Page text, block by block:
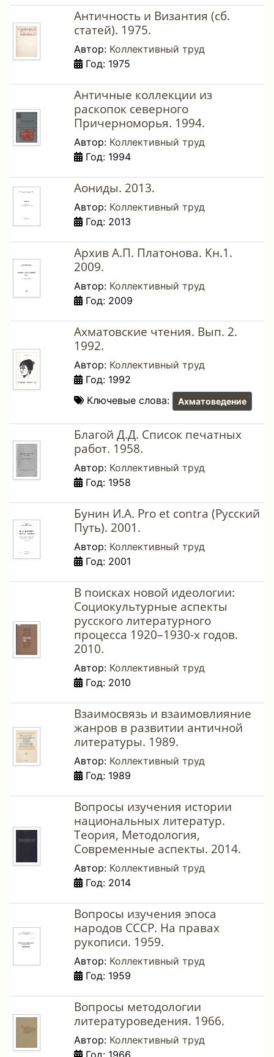
Античность и Византия (сб.
статей). 1975.
Автор: Коллективный труд
Год: 1975
Античные коллекции из
раскопок северного
Причерноморья. 1994.
Автор: Коллективный труд
Год: 1994
Аониды. 2013.
Автор: Коллективный труд
Год: 2013
Архив А.П. Платонова. Кн.1.
2009.
Автор: Коллективный труд
Год: 2009
Ахматовские чтения. Вып. 2.
1992.
Автор: Коллективный труд
Год: 1992
Ключевые слова:
Ахматоведение
Благой Д.Д. Список печатных
работ. 1958.
Автор: Коллективный труд
Год: 1958
Бунин И.А. Pro et contra (Русский
Путь). 2001.
Автор: Коллективный труд
Год: 2001
В поисках новой идеологии:
Социокультурные аспекты
русского литературного
процесса 1920–1930-х годов.
2010.
Автор: Коллективный труд
Год: 2010
Взаимосвязь и взаимовлияние
жанров в развитии античной
литературы. 1989.
Автор: Коллективный труд
Год: 1989
Вопросы изучения истории
национальных литератур.
Теория, Методология,
Современные аспекты. 2014.
Автор: Коллективный труд
Год: 2014
Вопросы изучения эпоса
народов СССР. На правах
рукописи. 1959.
Автор: Коллективный труд
Год: 1959
Вопросы методологии
литературоведения. 1966.
Автор: Коллективный труд